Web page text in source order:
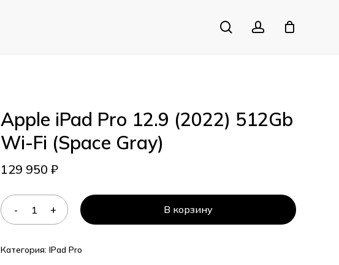
searchaccount
Apple iPad Pro 12.9 (2022) 512Gb
Wi-Fi (Space Gray)
129 950₽
В корзину
Категория:IPad Pro